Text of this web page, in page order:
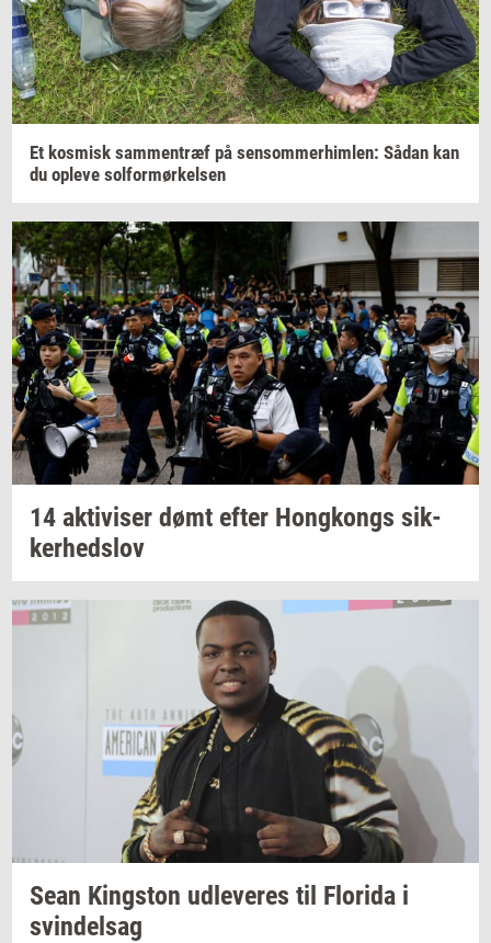
Et kos­misk sam­men­træf på sen­som­mer­him­len: Sådan kan
du op­le­ve sol­for­mør­kel­sen
14 ak­ti­vi­ser dømt efter Hong­kongs sik­
ker­heds­lov
Sean King­s­ton ud­le­ve­res til Fl­o­ri­da i
svin­del­sag